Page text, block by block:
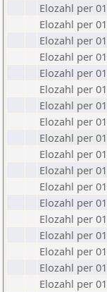
Elozahl per
Elozahl per
Elozahl per
Elozahl per
Elozahl per
Elozahl per
Elozahl per
Elozahl per
Elozahl per
Elozahl per
Elozahl per
Elozahl per
Elozahl per
Elozahl per
Elozahl per
Elozahl per
Elozahl per
Elozahl per